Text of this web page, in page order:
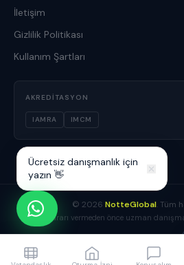
İletişim
Gizlilik Politikası
Kullanım Şartları
AKREDITASYON
IAMRA IMCM
© 2026 NotteGlobal. Tüm
Yatırım kararı vermeden önce uzman
Ücretsiz danışmanlık için
yazın 👋